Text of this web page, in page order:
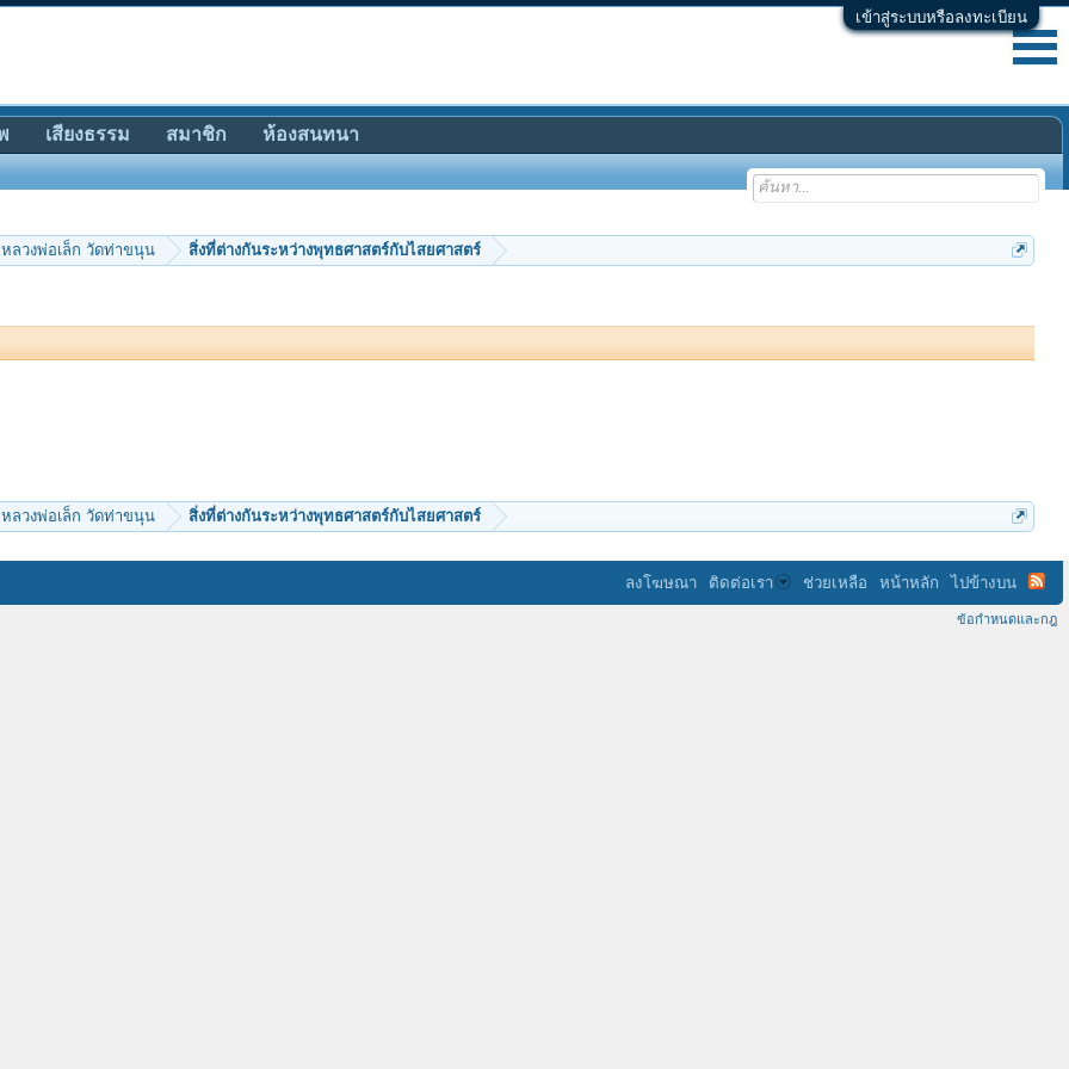
เข้าสู่ระบบหรือลงทะเบียน
หลวงพ่อเล็ก วัดท่าขนุน สิ่งที่ต่างกันระหว่างพุทธศาสตร์กับไสยศาสตร์
หลวงพ่อเล็ก วัดท่าขนุน สิ่งที่ต่างกันระหว่างพุทธศาสตร์กับไสยศาสตร์
เสียงธรรม สมาชิก ห้องสนทนา
ลงโฆษณา ติดต่อเรา ช่วยเหลือ หน้าหลัก ไปข้างบน
ข้อกำหนดและกฎ